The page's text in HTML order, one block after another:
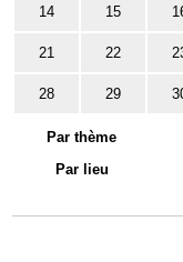
14 15
21 22
28 29
Par thème
Par lieu